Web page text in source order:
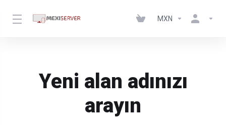
MXN
Yeni alan adınızı
arayın